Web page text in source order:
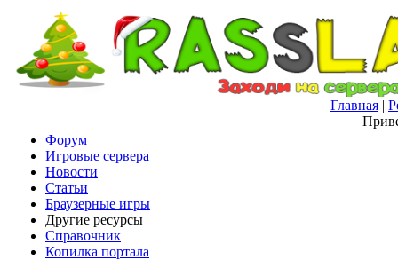
Главная |
Форум
Игровые сервера
Новости
Статьи
Браузерные игры
Другие ресурсы
Справочник
Копилка портала